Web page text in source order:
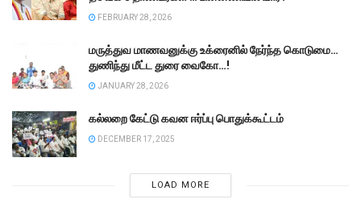
FEBRUARY 28, 2026
மருத்துவ மாணவனுக்கு உக்ரைனில் நேர்ந்த கொடுமை…
துணிந்து மீட்ட துரை வைகோ…!
JANUARY 28, 2026
கல்லறை கேட்டு கவன ஈர்ப்பு பொதுக்கூட்டம்
DECEMBER 17, 2025
LOAD MORE